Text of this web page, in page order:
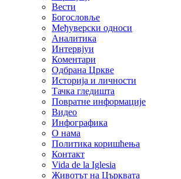
Вести
Богословље
Међуверски односи
Аналитика
Интервјуи
Коментари
Одбрана Цркве
Историја и личности
Тачка гледишта
Повратне информације
Видео
Инфографика
О нама
Политика коришћења
Контакт
Vida de la Iglesia
Животът на Църквата